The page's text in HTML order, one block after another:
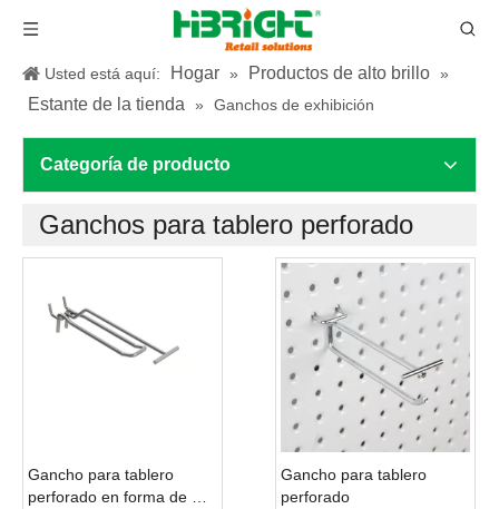
Usted está aquí: Hogar » Productos de alto brillo »
Estante de la tienda » Ganchos de exhibición
Categoría de producto
Ganchos para tablero perforado
Gancho para tablero
perforado en forma de U
Gancho para tablero
perforado